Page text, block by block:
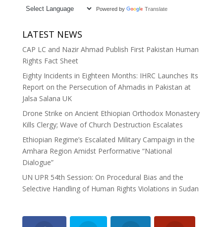
Powered by Translate
LATEST NEWS
CAP LC and Nazir Ahmad Publish First Pakistan Human
Rights Fact Sheet
Eighty Incidents in Eighteen Months: IHRC Launches Its
Report on the Persecution of Ahmadis in Pakistan at
Jalsa Salana UK
Drone Strike on Ancient Ethiopian Orthodox Monastery
Kills Clergy; Wave of Church Destruction Escalates
Ethiopian Regime’s Escalated Military Campaign in the
Amhara Region Amidst Performative “National
Dialogue”
UN UPR 54th Session: On Procedural Bias and the
Selective Handling of Human Rights Violations in Sudan